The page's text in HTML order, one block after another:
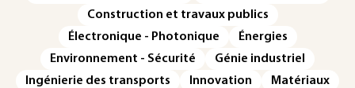
Construction et travaux publics
Électronique - Photonique
Énergies
Environnement - Sécurité
Génie industriel
Ingénierie des transports
Innovation
Matériaux